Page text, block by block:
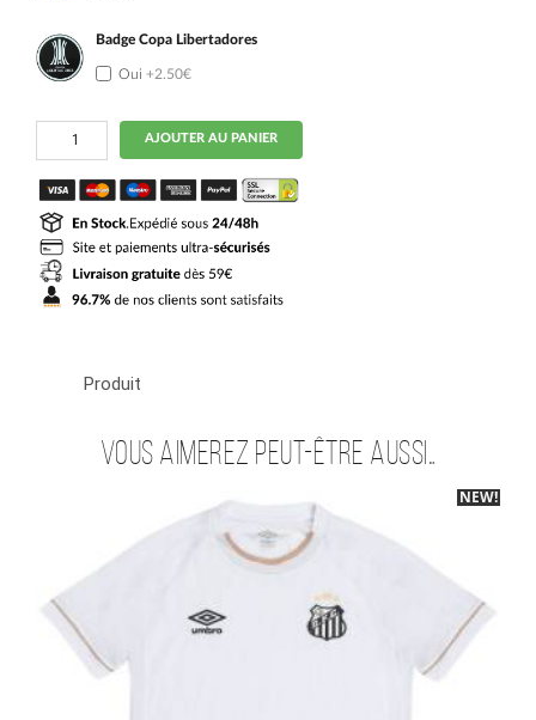
Badge Copa Libertadores
Oui +2.50€
quantité
Maillot
Santos
Domicile
2026
2027
Femme
AJOUTER AU PANIER
Produit
Vous aimerez peut-être aussi…
-40%
NEW!